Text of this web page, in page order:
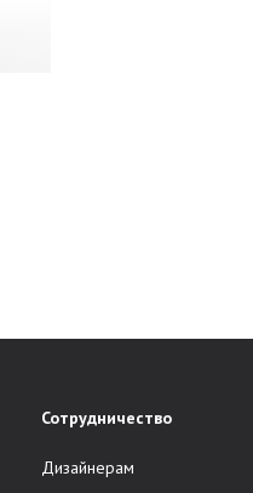
Сотрудничество
Дизайнерам